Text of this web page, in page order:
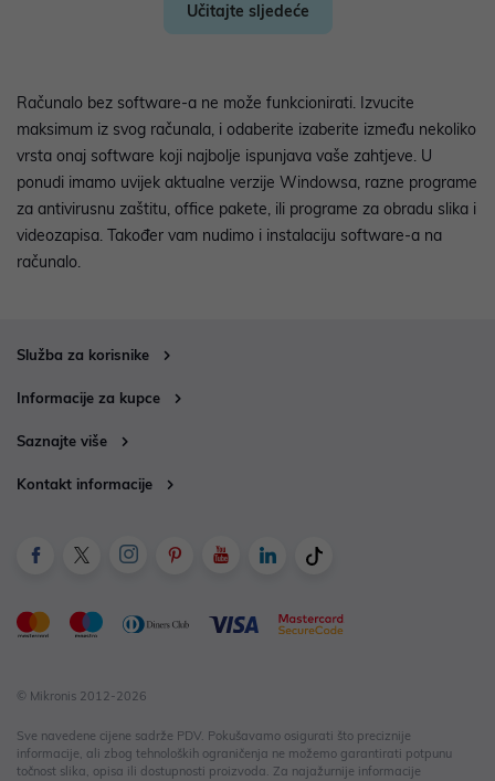
Učitajte sljedeće
Računalo bez software-a ne može funkcionirati. Izvucite
maksimum iz svog računala, i odaberite izaberite između nekoliko
vrsta onaj software koji najbolje ispunjava vaše zahtjeve. U
ponudi imamo uvijek aktualne verzije Windowsa, razne programe
za antivirusnu zaštitu, office pakete, ili programe za obradu slika i
videozapisa. Također vam nudimo i instalaciju software-a na
računalo.
Služba za korisnike
Informacije za kupce
Saznajte više
Kontakt informacije
© Mikronis 2012-2026
Sve navedene cijene sadrže PDV. Pokušavamo osigurati što preciznije
informacije, ali zbog tehnoloških ograničenja ne možemo garantirati potpunu
točnost slika, opisa ili dostupnosti proizvoda. Za najažurnije informacije